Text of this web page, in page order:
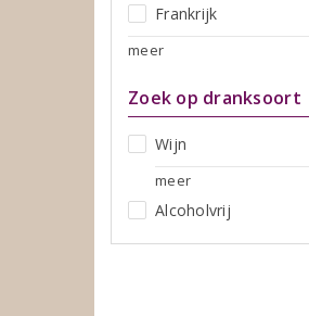
Frankrijk
meer
Zoek op dranksoort
Wijn
meer
Alcoholvrij